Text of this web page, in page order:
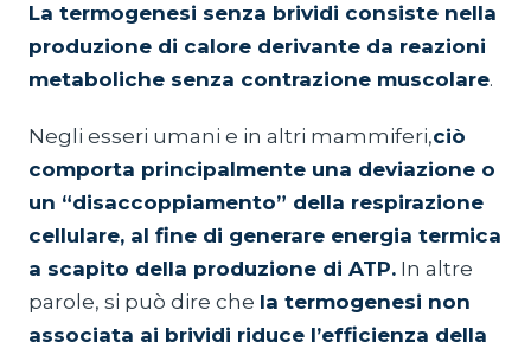
La termogenesi senza brividi consiste nella
produzione di calore derivante da reazioni
metaboliche senza contrazione muscolare.
Negli esseri umani e in altri mammiferi,ciò
comporta principalmente una deviazione o
un “disaccoppiamento” della respirazione
cellulare, al fine di generare energia termica
a scapito della produzione di ATP. In altre
parole, si può dire che la termogenesi non
associata ai brividi riduce l’efficienza della